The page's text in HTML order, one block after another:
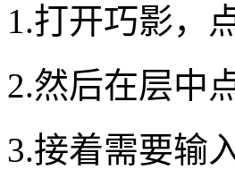
1.打开巧影，
2.然后在层中
3.接着需要输